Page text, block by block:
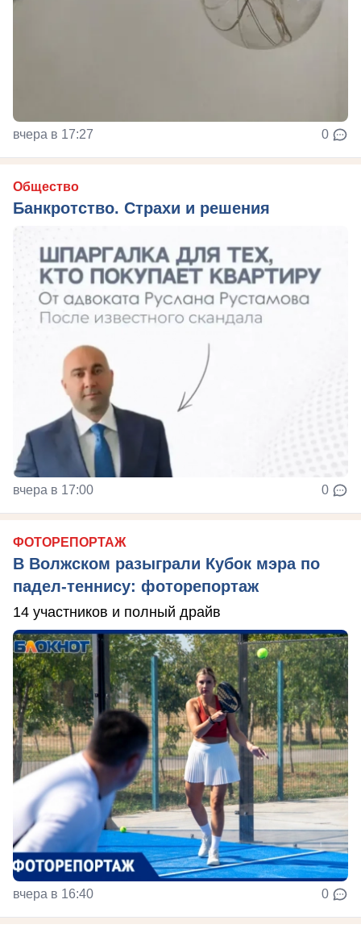
вчера в 17:27 0
Общество
Банкротство. Страхи и решения
вчера в 17:00 0
ФОТОРЕПОРТАЖ
В Волжском разыграли Кубок мэра по
падел-теннису: фоторепортаж
14 участников и полный драйв
вчера в 16:40 0